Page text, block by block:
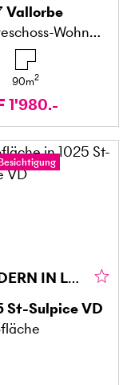
Vallorbe
Erdgeschoss-Wohnung
90m2
1'980.-
MODERN IN LEBENDIGER UMGEBUNG
St-Sulpice VD